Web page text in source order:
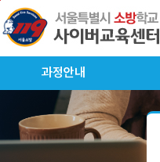
문
으
바
기
인
메
로
가
단
으
바
기
과정안내